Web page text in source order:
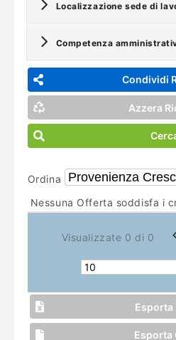
Localizzazione sede di
Competenza
Condividi
Azzera
Ordina
Nessuna Offerta soddisfa i
Visualizzate 0 di 0
Esporta
Esporta